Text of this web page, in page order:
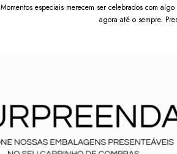
Momentos especiais merecem ser celebrados com
agora até o sempre.